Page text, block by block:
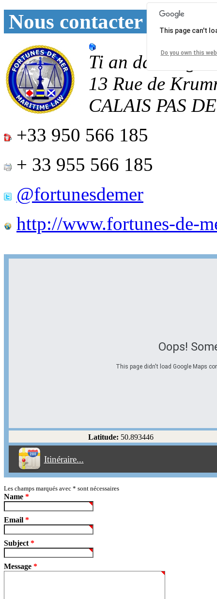
Nous contacter
Ti an
13 Rue de
CALAIS PAS
+33 950 566 185
+ 33 955 566 185
@fortunesdemer
http://www.fortunes-de-
Oops!
This page didn't load Google Maps
This page can't
Do you own this
Latitude: 50.893446
Itinéraire...
Éviter les autoroutes
Éviter les péages
Partir! Reset
Les champs marqués avec * sont nécessaires
Name *
Email *
Subject *
Message *